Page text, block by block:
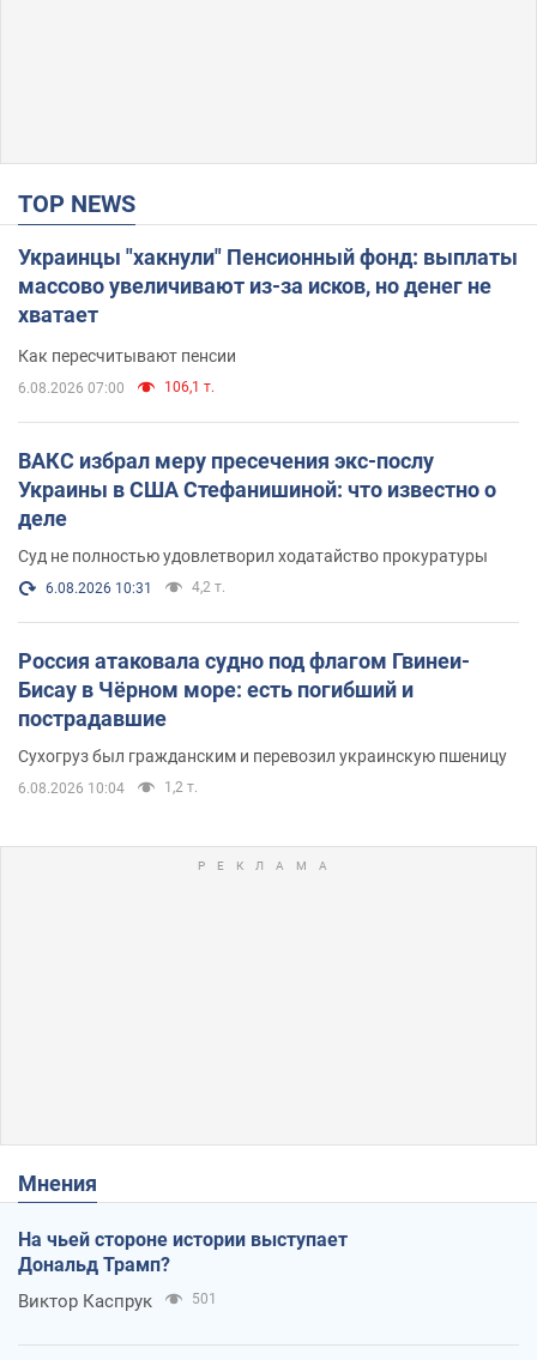
TOP NEWS
Украинцы "хакнули" Пенсионный фонд: выплаты
массово увеличивают из-за исков, но денег не
хватает
Как пересчитывают пенсии
6.08.2026 07:00 106,1 т.
ВАКС избрал меру пресечения экс-послу
Украины в США Стефанишиной: что известно о
деле
Суд не полностью удовлетворил ходатайство прокуратуры
6.08.2026 10:31 4,2 т.
Россия атаковала судно под флагом Гвинеи-
Бисау в Чёрном море: есть погибший и
пострадавшие
Сухогруз был гражданским и перевозил украинскую пшеницу
6.08.2026 10:04 1,2 т.
Мнения
На чьей стороне истории выступает
Дональд Трамп?
Виктор Каспрук 501